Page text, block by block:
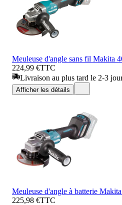
Meuleuse d'angle sans fil Makita
224,99 €TTC
Livraison au plus tard le 2-3
Afficher les détails
Meuleuse d'angle à batterie
225,98 €TTC